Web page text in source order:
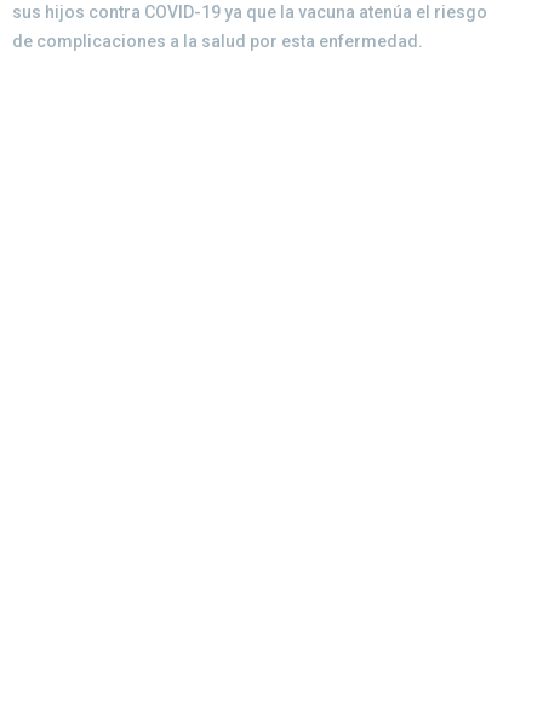
sus hijos contra COVID-19 ya que la vacuna atenúa el riesgo
de complicaciones a la salud por esta enfermedad.